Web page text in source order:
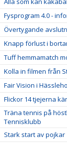
Fysprogram 4.0 -
Övertygande
Knapp förlust i
Tuff hemmamatch
Kolla in filmen från
Fair Vision i
Flickor 14 tjejerna
Träna tennis på
Tennisklubb
Stark start av